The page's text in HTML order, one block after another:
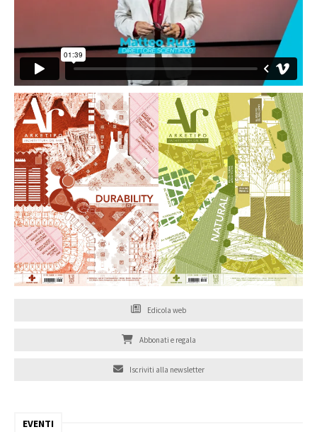
Edicola web
Abbonati e regala
Iscriviti alla newsletter
EVENTI